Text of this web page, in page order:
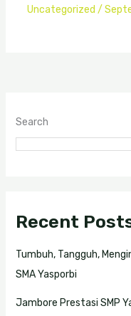
Uncategorized /
Search
Recent
Tumbuh, Tangguh,
SMA Yasporbi
Jambore Prestasi SMP